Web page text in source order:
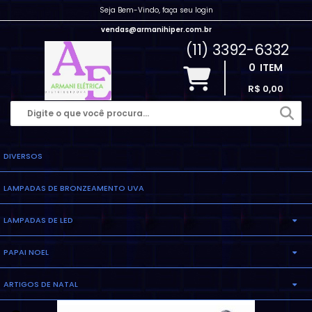
Seja Bem-Vindo, faça seu login
vendas@armanihiper.com.br
(11) 3392-6332
0 ITEM
R$ 0,00
DIVERSOS
LAMPADAS DE BRONZEAMENTO UVA
LAMPADAS DE LED
LAMPADA ELETRONICA
LAMPADA MILHO
PAPAI NOEL
INFLAVEL
ARTIGOS DE NATAL